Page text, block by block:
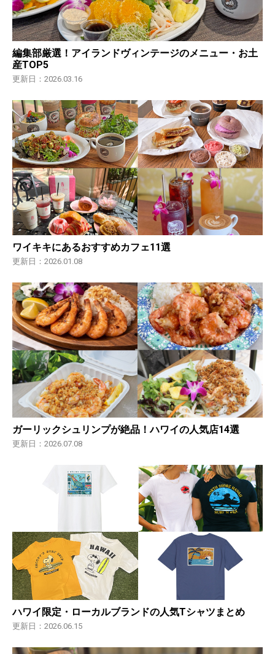
編集部厳選！アイランドヴィンテージのメニュー・お土
産TOP5
更新日：2026.03.16
ワイキキにあるおすすめカフェ11選
更新日：2026.01.08
ガーリックシュリンプが絶品！ハワイの人気店14選
更新日：2026.07.08
ハワイ限定・ローカルブランドの人気Tシャツまとめ
更新日：2026.06.15